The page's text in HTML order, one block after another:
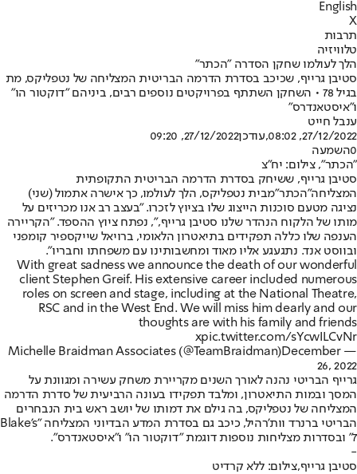
English
X
תרבות
טלוויזיה
הלך לעולמו שחקן הסדרה "הכתר"
סטיבן גרייף, שכיכב בסדרת הדרמה הבריטית המצליחה של נטפליקס, מת
בגיל 78 • השחקן השתתף בפרויקטים נוספים רבים, ביניהם "דוקטור הו"
ו"איסטאנדרס"
ענבל חייט
27/12/2022, 08:02
,עודכן27/12/2022, 09:20
0השמעה
"הכתר", צילום: יח"צ
סטיבן גרייף, ששיחק בסדרת הדרמה הבריטית התקופתית
המצליחה"הכתר"מבית נטפליקס, הלך לעולמו, כך אישרה אתמול (שני)
נציגה מטעם סוכנות הייצוג שלו בציוץ לזכרו. "בעצב רב אנו מכריזים על
מותו של הלקוח הנהדר שלנו סטיבן גרייף,", נפתח ציוץ ההספד. "הקריירה
הענפה שלו כללה תפקידים בתיאטרון הלאומי, ברויאל שייקספיר קומפני
ובווסט אנד. נתגעגע אליו מאוד ומחשבותינו עם משפחתו וחבריו".
With great sadness we announce the death of our wonderful
client Stephen Greif. His extensive career included numerous
roles on screen and stage, including at the National Theatre,
RSC and in the West End. We will miss him dearly and our
thoughts are with his family and friends
xpic.twitter.com/sYcwILCvNr
— Michelle Braidman Associates (@TeamBraidman)
December
26, 2022
גרייף הבריטי נהנה לאורך השנים מקריירת משחק עשירה ומגוונת על
המסך ובמות התיאטרון, ומלבד תפקידו בעונה הרביעית של סדרת הדרמה
המצליחה של נטפליקס, בה גילם את דמותו של יושב ראש בית הנבחרים
הבריטי ברנרד וות'רהיל, כיכב גם בסדרת המדע הבדיוני המצליחה "Blake's
7" ובסדרות מצליחות נוספות דוגמת "דוקטור הו" ו"איסטאנדרס".
-
סטיבן גרייף,צילום: ללא קרדיט